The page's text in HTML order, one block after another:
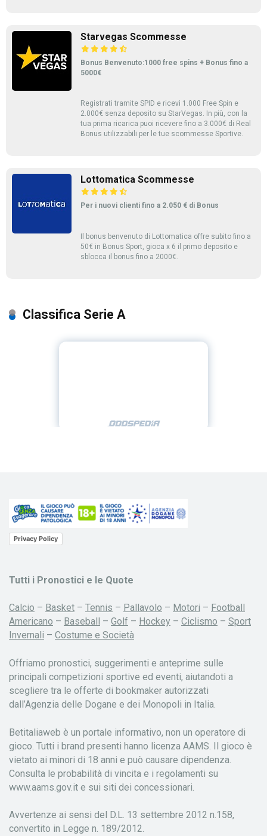
Starvegas Scommesse
Bonus Benvenuto:1000 free spins + Bonus fino a
5000€
Registrati tramite SPID e ricevi 1.000 Free Spin e
2.000€ senza deposito su StarVegas. In più, con la
tua prima ricarica puoi ricevere fino a 3.000€ di Real
Bonus utilizzabili per le tue scommesse Sportive.
Lottomatica Scommesse
Per i nuovi clienti fino a 2.050 € di Bonus
Il bonus benvenuto di Lottomatica offre subito fino a
50€ in Bonus Sport, gioca x 6 il primo deposito e
sblocca il bonus fino a 2000€.
Classifica Serie A
Privacy Policy
Tutti i Pronostici e le Quote
Calcio – Basket – Tennis – Pallavolo – Motori – Football
Americano – Baseball – Golf – Hockey – Ciclismo – Sport
Invernali – Costume e Società
Offriamo pronostici, suggerimenti e anteprime sulle
principali competizioni sportive ed eventi, aiutandoti a
scegliere tra le offerte di bookmaker autorizzati
dall’Agenzia delle Dogane e dei Monopoli in Italia.
Betitaliaweb è un portale informativo, non un operatore di
gioco. Tutti i brand presenti hanno licenza AAMS. Il gioco è
vietato ai minori di 18 anni e può causare dipendenza.
Consulta le probabilità di vincita e i regolamenti su
www.aams.gov.it e sui siti dei concessionari.
Avvertenze ai sensi del D.L. 13 settembre 2012 n.158,
convertito in Legge n. 189/2012.